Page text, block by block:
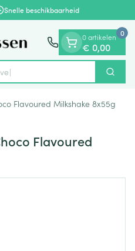
Snelle beschikbaarheid
Zoek
0 artikelen
€ 0,00
0
Flavoured Milkshake 8x55g
Flavoured